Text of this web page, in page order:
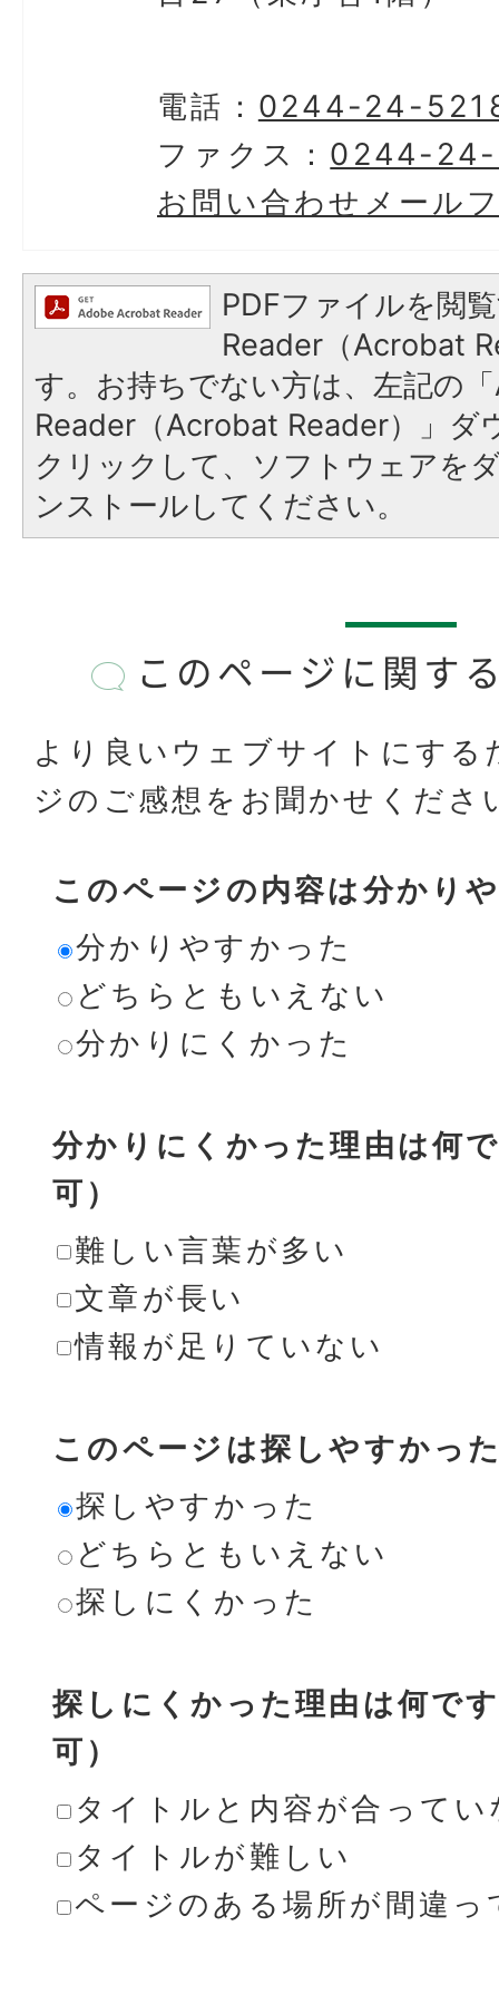
電話： 0244-24-
ファクス： 0244-
お問い合わせメール
PDFファイルを閲
Reader（Acrobat
す。お持ちでない方は、左記の
Reader（Acrobat Reader）」ダ
クリックして、ソフトウェアを
ンストールしてください。
このページに関す
より良いウェブサイトにする
ジのご感想をお聞かせくださ
このページの内容は分かり
分かりやすかった
どちらともいえない
分かりにくかった
分かりにくかった理由は何
可）
難しい言葉が多い
文章が長い
情報が足りていない
このページは探しやすかっ
探しやすかった
どちらともいえない
探しにくかった
探しにくかった理由は何で
可）
タイトルと内容が合ってい
タイトルが難しい
ページのある場所が間違っ